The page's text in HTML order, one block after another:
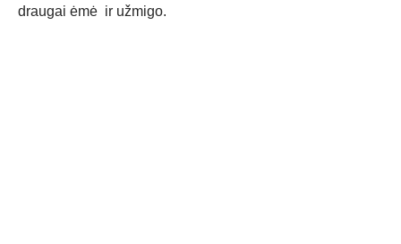
draugai ėmė ir užmigo.